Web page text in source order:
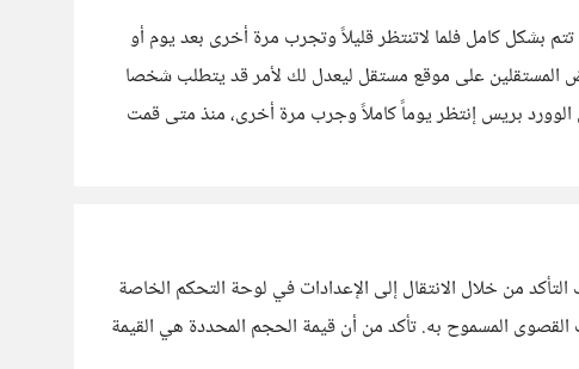
فى الوورد بريس تأخذ 24 ساعة حتى تتم بشكل كامل فلما لاتنتظر قليلاً وتجرب مرة أخرى بعد يوم أو
المستقلين على موقع مستقل ليعدل لك لأمر قد يتطلب شخصا
بريس إنتظر يوماً كاملاً وجرب مرة أخرى، منذ متى قمت
من خلال الانتقال إلى الإعدادات في لوحة التحكم الخاصة
المسموح به. تأكد من أن قيمة الحجم المحددة هي القيمة